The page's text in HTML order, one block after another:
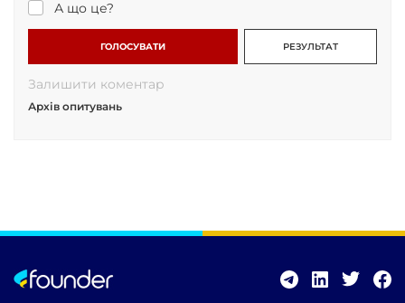
А що це?
ГОЛОСУВАТИ РЕЗУЛЬТАТ
Залишити коментар
Архів опитувань